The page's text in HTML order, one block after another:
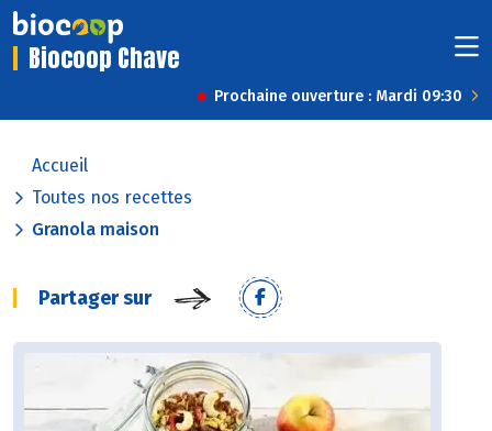
Biocoop Chave
Prochaine ouverture : Mardi 09:30
Accueil
Toutes nos recettes
Granola maison
Partager sur